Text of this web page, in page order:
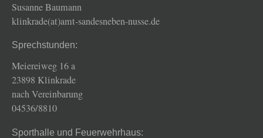
Susanne Baumann
klinkrade(at)amt-sandesneben-nusse.de
Sprechstunden:
Meiereiweg 16 a
23898 Klinkrade
nach Vereinbarung
04536/8810
Sporthalle und Feuerwehrhaus: